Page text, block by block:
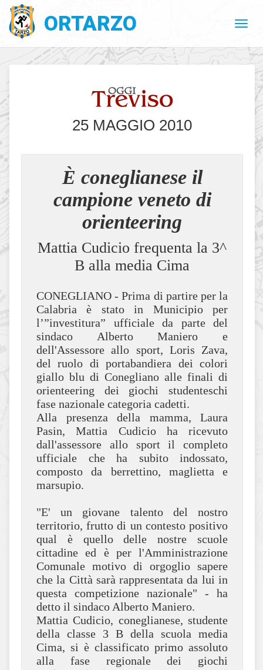
ORTARZO
25 MAGGIO 2010
È coneglianese il
campione veneto di
orienteering
Mattia Cudicio frequenta la 3^
B alla media Cima
CONEGLIANO - Prima di partire per la
Calabria è stato in Municipio per
l’”investitura” ufficiale da parte del
sindaco Alberto Maniero e
dell'Assessore allo sport, Loris Zava,
del ruolo di portabandiera dei colori
giallo blu di Conegliano alle finali di
orienteering dei giochi studenteschi
fase nazionale categoria cadetti.
Alla presenza della mamma, Laura
Pasin, Mattia Cudicio ha ricevuto
dall'assessore allo sport il completo
ufficiale che ha subito indossato,
composto da berrettino, maglietta e
marsupio.
"E' un giovane talento del nostro
territorio, frutto di un contesto positivo
qual è quello delle nostre scuole
cittadine ed è per l'Amministrazione
Comunale motivo di orgoglio sapere
che la Città sarà rappresentata da lui in
questa competizione nazionale" - ha
detto il sindaco Alberto Maniero.
Mattia Cudicio, coneglianese, studente
della classe 3 B della scuola media
Cima, si è classificato primo assoluto
alla fase regionale dei giochi